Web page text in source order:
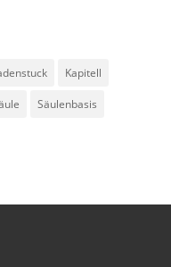
Kapitell
Säulenbasis